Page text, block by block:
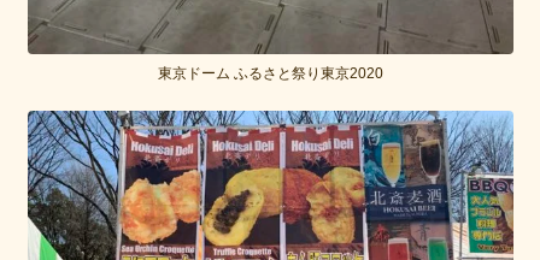
東京ドーム ふるさと祭り東京2020